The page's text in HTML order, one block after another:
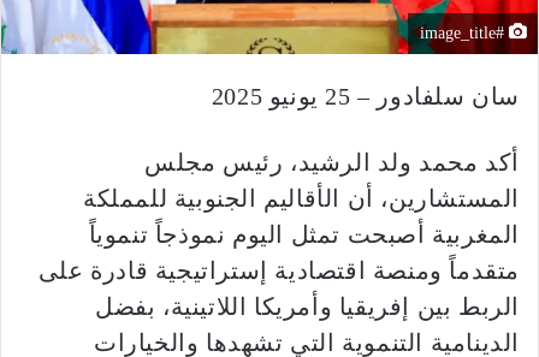
#image_title
سان سلفادور – 25 يونيو 2025
أكد محمد ولد الرشيد، رئيس مجلس
المستشارين، أن الأقاليم الجنوبية للمملكة
المغربية أصبحت تمثل اليوم نموذجاً تنموياً
متقدماً ومنصة اقتصادية إستراتيجية قادرة على
الربط بين إفريقيا وأمريكا اللاتينية، بفضل
الدينامية التنموية التي تشهدها والخيارات